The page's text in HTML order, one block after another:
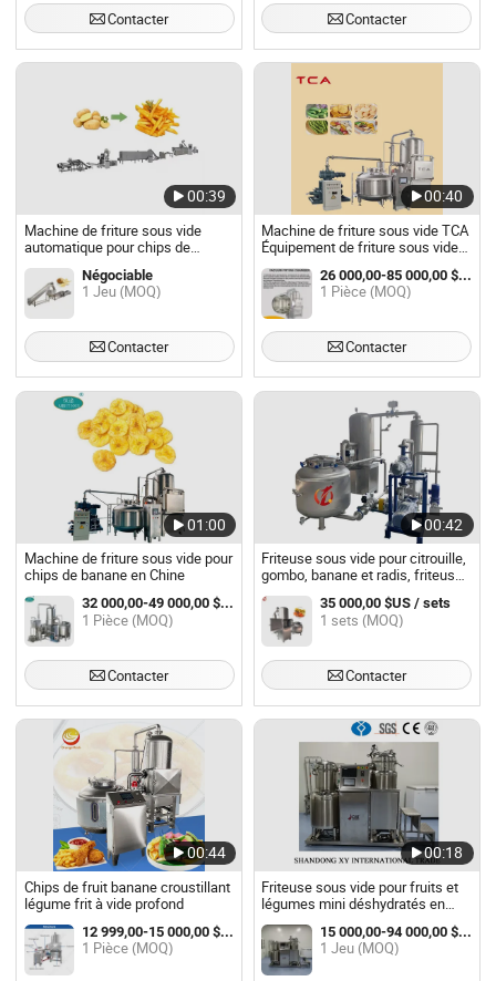
Contacter Contacter
00:39
Machine de friture sous vide
automatique pour chips de
banane, machine commerciale
de fabrication de chips, friteuse
sous vide pour fruits et légumes
Négociable
1 Jeu (MOQ)
Contacter
00:40
Machine de friture sous vide TCA
Équipement de friture sous vide
de shiitake Machine de friture
automatique Tours
hydroponiques automatiques
Pots
26 000,00-85 000,00 $US / Pièce
1 Pièce (MOQ)
Contacter
01:00
Machine de friture sous vide pour
chips de banane en Chine
32 000,00-49 000,00 $US / Pièce
1 Pièce (MOQ)
Contacter
00:42
Friteuse sous vide pour citrouille,
gombo, banane et radis, friteuse
à basse température
35 000,00 $US / sets
1 sets (MOQ)
Contacter
00:44
Chips de fruit banane croustillant
légume frit à vide profond
12 999,00-15 000,00 $US / Pièce
1 Pièce (MOQ)
00:18
Friteuse sous vide pour fruits et
légumes mini déshydratés en
laboratoire
15 000,00-94 000,00 $US / Jeu
1 Jeu (MOQ)